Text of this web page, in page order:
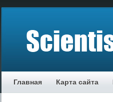
Главная Карта сайта